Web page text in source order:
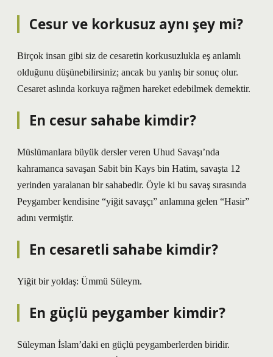
Cesur ve korkusuz aynı şey mi?
Birçok insan gibi siz de cesaretin korkusuzlukla eş anlamlı
olduğunu düşünebilirsiniz; ancak bu yanlış bir sonuç olur.
Cesaret aslında korkuya rağmen hareket edebilmek demektir.
En cesur sahabe kimdir?
Müslümanlara büyük dersler veren Uhud Savaşı’nda
kahramanca savaşan Sabit bin Kays bin Hatim, savaşta 12
yerinden yaralanan bir sahabedir. Öyle ki bu savaş sırasında
Peygamber kendisine “yiğit savaşçı” anlamına gelen “Hasir”
adını vermiştir.
En cesaretli sahabe kimdir?
Yiğit bir yoldaş: Ümmü Süleym.
En güçlü peygamber kimdir?
Süleyman İslam’daki en güçlü peygamberlerden biridir.